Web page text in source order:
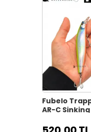
Fubelo
AR-C